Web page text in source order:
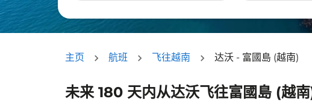
主页 航班 飞往越南 达沃 - 富國島 (越南)
未来 180 天内从达沃飞往富國島 (越
没有符合您的筛选条件的机票。请调整您的筛选条件。